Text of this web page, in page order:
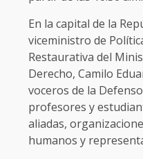
En la capital de la
viceministro de
Restaurativa del
Derecho, Camilo
voceros de la
profesores y
aliadas,
humanos y